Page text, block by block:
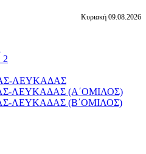
Κυριακή 09.08.2026
2
ΛΕΥΚΑΔΑΣ
ΛΕΥΚΑΔΑΣ (Α΄ΟΜΙΛΟΣ)
ΛΕΥΚΑΔΑΣ (Β΄ΟΜΙΛΟΣ)